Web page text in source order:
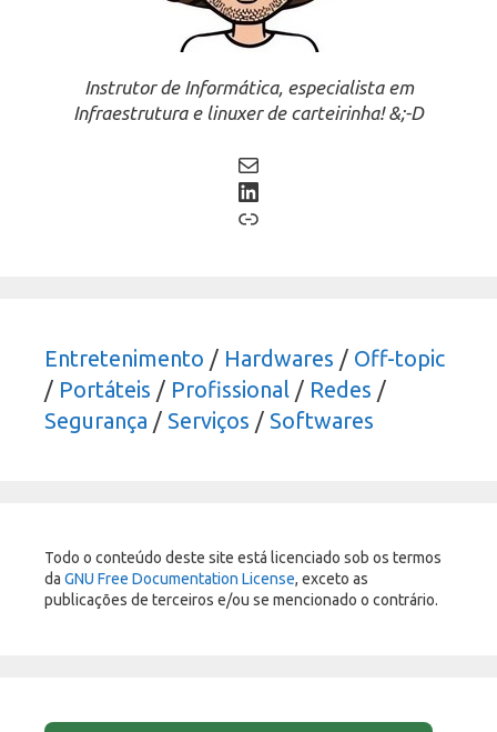
Instrutor de Informática, especialista em
Infraestrutura e linuxer de carteirinha! &;-D
Mail
LinkedIn
Link
Entretenimento / Hardwares / Off-topic
/ Portáteis / Profissional / Redes /
Segurança / Serviços / Softwares
Todo o conteúdo deste site está licenciado sob os termos
da GNU Free Documentation License, exceto as
publicações de terceiros e/ou se mencionado o contrário.